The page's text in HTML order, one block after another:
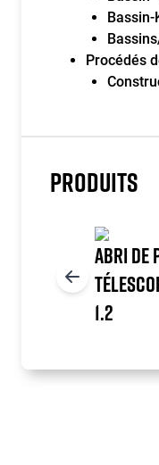
Bassin-
Procédés
PRODUITS
ABRI DE
1.2
of